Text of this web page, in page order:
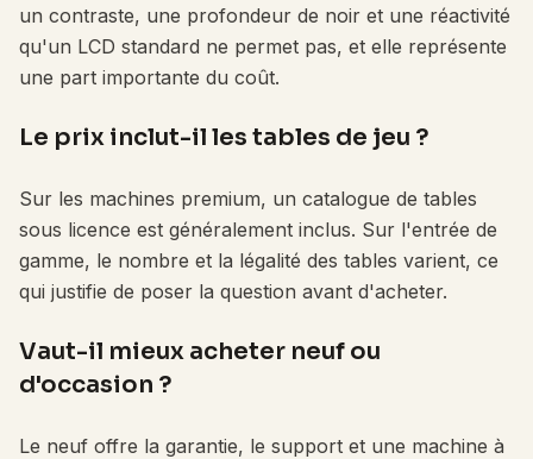
un contraste, une profondeur de noir et une réactivité
qu'un LCD standard ne permet pas, et elle représente
une part importante du coût.
Le prix inclut-il les tables de jeu ?
Sur les machines premium, un catalogue de tables
sous licence est généralement inclus. Sur l'entrée de
gamme, le nombre et la légalité des tables varient, ce
qui justifie de poser la question avant d'acheter.
Vaut-il mieux acheter neuf ou
d'occasion ?
Le neuf offre la garantie, le support et une machine à